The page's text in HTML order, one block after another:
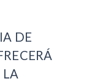
DE
LA